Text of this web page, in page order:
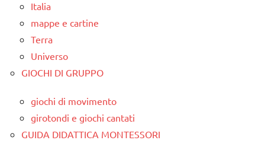
Italia
mappe e cartine
Terra
Universo
GIOCHI DI GRUPPO
giochi di movimento
girotondi e giochi cantati
GUIDA DIDATTICA MONTESSORI